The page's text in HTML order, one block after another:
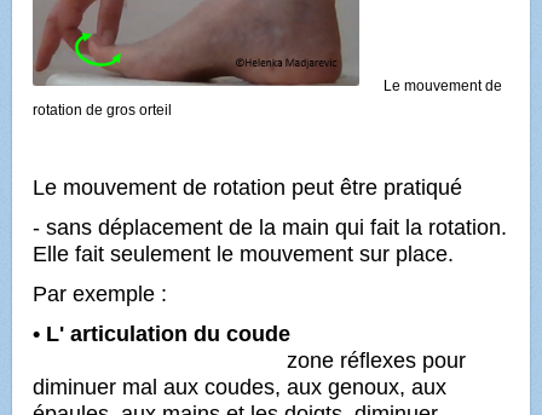
Le mouvement de
rotation de gros orteil
Le mouvement de rotation peut être pratiqué
- sans déplacement de la main qui fait la rotation.
Elle fait seulement le mouvement sur place.
Par exemple :
• L'articulation du coude
zone réflexes pour
diminuer mal aux coudes, aux genoux, aux